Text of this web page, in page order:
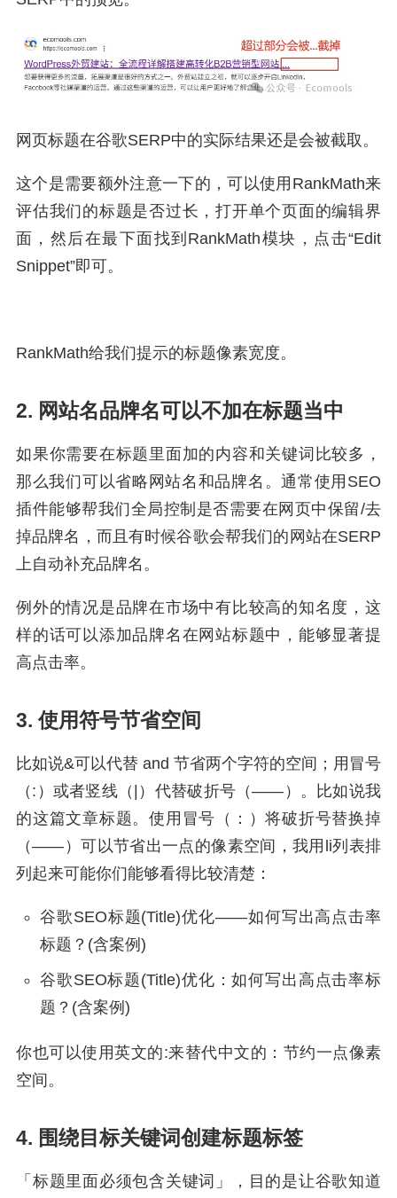
网页标题在谷歌SERP中的实际结果还是会被截取。
这个是需要额外注意一下的，可以使用RankMath来
评估我们的标题是否过长，打开单个页面的编辑界
面，然后在最下面找到RankMath模块，点击“Edit
Snippet”即可。
RankMath给我们提示的标题像素宽度。
2. 网站名品牌名可以不加在标题当中
如果你需要在标题里面加的内容和关键词比较多，
那么我们可以省略网站名和品牌名。通常使用SEO
插件能够帮我们全局控制是否需要在网页中保留/去
掉品牌名，而且有时候谷歌会帮我们的网站在SERP
上自动补充品牌名。
例外的情况是品牌在市场中有比较高的知名度，这
样的话可以添加品牌名在网站标题中，能够显著提
高点击率。
3. 使用符号节省空间
比如说&可以代替 and 节省两个字符的空间；用冒号
（:）或者竖线（|）代替破折号（——）。比如说我
的这篇文章标题。使用冒号（：）将破折号替换掉
（——）可以节省出一点的像素空间，我用li列表排
列起来可能你们能够看得比较清楚：
谷歌SEO标题(Title)优化——如何写出高点击率
标题？(含案例)
谷歌SEO标题(Title)优化：如何写出高点击率标
题？(含案例)
你也可以使用英文的:来替代中文的：节约一点像素
空间。
4. 围绕目标关键词创建标题标签
「标题里面必须包含关键词」，目的是让谷歌知道